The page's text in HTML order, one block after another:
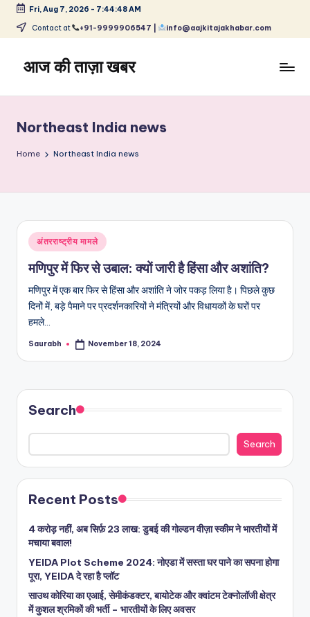
Skip
content
Fri, Aug 7, 2026 - 7:44:48 AM
Contact at +91-9999906547 | info@aajkitajakhabar.com
आज की ताज़ा खबर
ताज़ा
समाचार
–
और
विश्व
Northeast India news
Home Northeast India news
Posted
in
अंतरराष्ट्रीय मामले
मणिपुर में फिर से उबाल: क्यों जारी है हिंसा और अशांति?
मणिपुर में एक बार फिर से हिंसा और अशांति ने जोर पकड़ लिया है। पिछले कुछ
दिनों में, बड़े पैमाने पर प्रदर्शनकारियों ने मंत्रियों और विधायकों के घरों पर
हमले…
Posted
Saurabh November 18, 2024
Search
Search
Recent Posts
4 करोड़ नहीं, अब सिर्फ़ 23 लाख: डुबई की गोल्डन वीज़ा स्कीम ने भारतीयों में
मचाया बवाल!
YEIDA Plot Scheme 2024: नोएडा में सस्ता घर पाने का सपना होगा
पूरा, YEIDA दे रहा है प्लॉट
साउथ कोरिया का एआई, सेमीकंडक्टर, बायोटेक और क्वांटम टेक्नोलॉजी क्षेत्र
में कुशल श्रमिकों की भर्ती – भारतीयों के लिए अवसर